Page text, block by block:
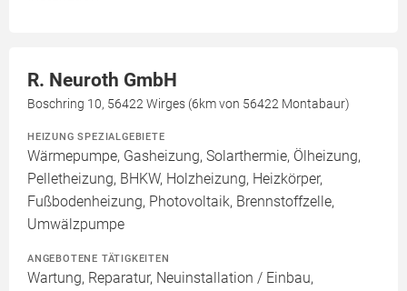
R. Neuroth GmbH
Boschring 10, 56422 Wirges (6km von 56422 Montabaur)
HEIZUNG SPEZIALGEBIETE
Wärmepumpe, Gasheizung, Solarthermie, Ölheizung,
Pelletheizung, BHKW, Holzheizung, Heizkörper,
Fußbodenheizung, Photovoltaik, Brennstoffzelle,
Umwälzpumpe
ANGEBOTENE TÄTIGKEITEN
Wartung, Reparatur, Neuinstallation / Einbau,